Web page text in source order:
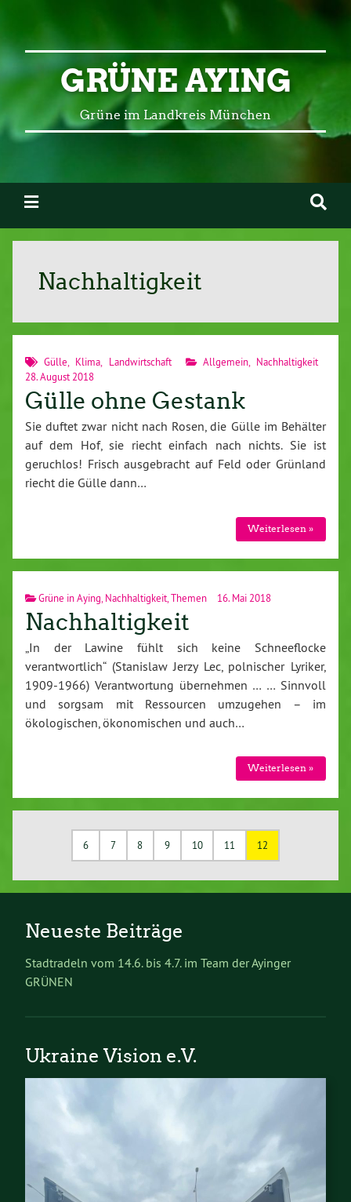
GRÜNE AYING
Grüne im Landkreis München
Nachhaltigkeit
Gülle, Klima, Landwirtschaft Allgemein, Nachhaltigkeit
28. August 2018
Gülle ohne Gestank
Sie duftet zwar nicht nach Rosen, die Gülle im Behälter
auf dem Hof, sie riecht einfach nach nichts. Sie ist
geruchlos! Frisch ausgebracht auf Feld oder Grünland
riecht die Gülle dann…
Weiterlesen »
Grüne in Aying Nachhaltigkeit Themen 16. Mai 2018
Nachhaltigkeit
„In der Lawine fühlt sich keine Schneeflocke
verantwortlich“ (Stanislaw Jerzy Lec, polnischer Lyriker,
1909-1966) Verantwortung übernehmen … … Sinnvoll
und sorgsam mit Ressourcen umzugehen – im
ökologischen, ökonomischen und auch…
Weiterlesen »
6 7 8 9 10 11 12
Neueste Beiträge
Stadtradeln vom 14.6. bis 4.7. im Team der Ayinger
GRÜNEN
Ukraine Vision e.V.